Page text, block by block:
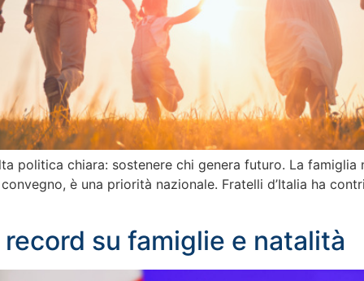
politica chiara: sostenere chi genera futuro. La
è una priorità nazionale. Fratelli d’Italia ha
su famiglie e natalità